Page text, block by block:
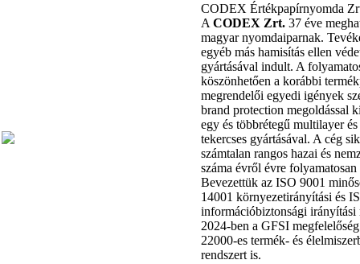
CODEX Értékpapírnyomda
ACODEX Zrt. 37 éve
magyar nyomdaiparnak.
egyéb más hamisítás ellen
gyártásával indult. A
köszönhetően a korábbi
megrendelői egyedi igények
brand protection megoldással
egy és többrétegű multilayer
tekercses gyártásával. A cég
számtalan rangos hazai és
száma évről évre
Bevezettük az ISO 9001
14001 környezetirányítási és
információbiztonsági irányítási
2024-ben a GFSI
22000-es termék- és
rendszert is.